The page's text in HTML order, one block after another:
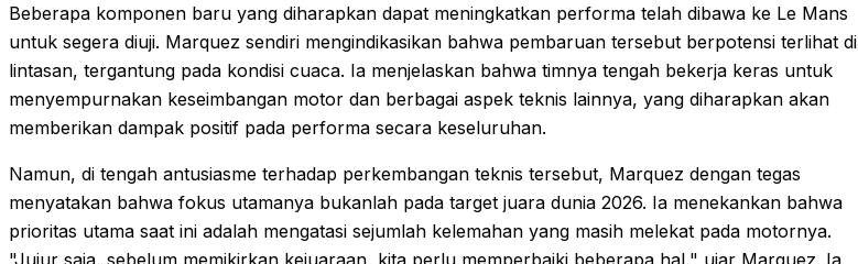
Beberapa komponen baru yang diharapkan dapat meningkatkan performa telah dibawa ke Le Mans
untuk segera diuji. Marquez sendiri mengindikasikan bahwa pembaruan tersebut berpotensi terlihat di
lintasan, tergantung pada kondisi cuaca. Ia menjelaskan bahwa timnya tengah bekerja keras untuk
menyempurnakan keseimbangan motor dan berbagai aspek teknis lainnya, yang diharapkan akan
memberikan dampak positif pada performa secara keseluruhan.
Namun, di tengah antusiasme terhadap perkembangan teknis tersebut, Marquez dengan tegas
menyatakan bahwa fokus utamanya bukanlah pada target juara dunia 2026. Ia menekankan bahwa
prioritas utama saat ini adalah mengatasi sejumlah kelemahan yang masih melekat pada motornya.
"Jujur saja, sebelum memikirkan kejuaraan, kita perlu memperbaiki beberapa hal," ujar Marquez. Ia